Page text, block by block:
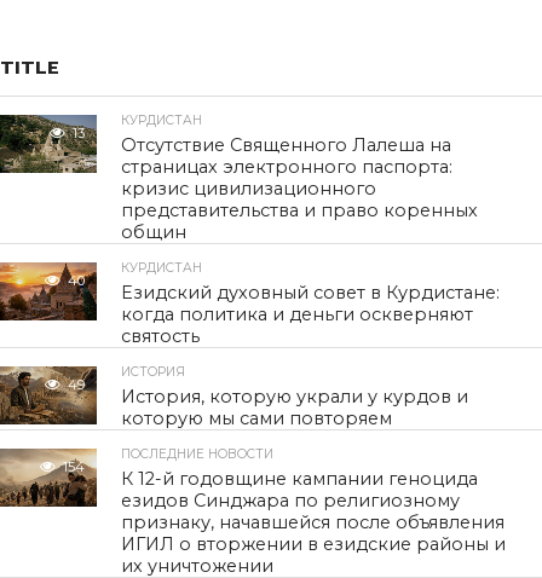
TITLE
13
КУРДИСТАН
Отсутствие Священного Лалеша на
страницах электронного паспорта:
кризис цивилизационного
представительства и право коренных
общин
40
КУРДИСТАН
Езидский духовный совет в Курдистане:
когда политика и деньги оскверняют
святость
49
ИСТОРИЯ
История, которую украли у курдов и
которую мы сами повторяем
154
ПОСЛЕДНИЕ НОВОСТИ
К 12-й годовщине кампании геноцида
езидов Синджара по религиозному
признаку, начавшейся после объявления
ИГИЛ о вторжении в езидские районы и
их уничтожении